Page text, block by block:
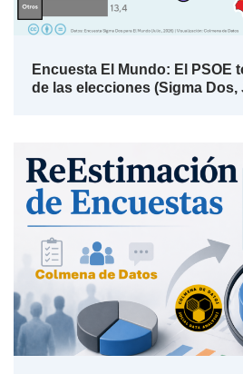
Encuesta El Mundo: El PSOE
de las elecciones (Sigma Dos,